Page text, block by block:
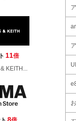
11倍
KEITH...